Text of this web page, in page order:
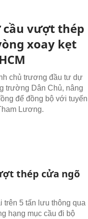
vượt thép
xoay kẹt
chủ trương đầu tư dự
trường Dân Chủ, nâng
để đồng bộ với tuyến
Lương.
thép cửa ngõ
trên 5 tấn lưu thông qua
hạng mục cầu đi bộ